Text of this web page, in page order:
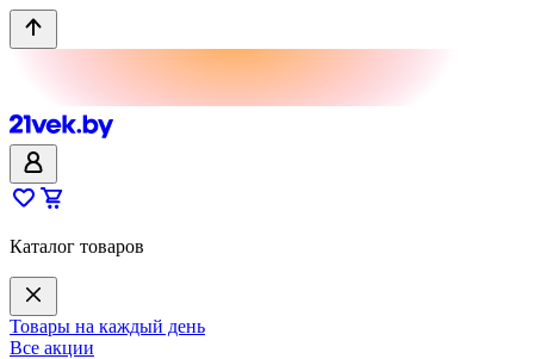
Каталог товаров
Товары на каждый день
Все акции